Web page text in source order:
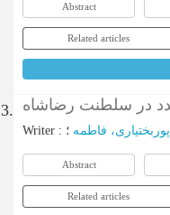
Abstract
Related articles
3.
Writer : پوربختیاری، فاطمه ؛
Abstract
Related articles